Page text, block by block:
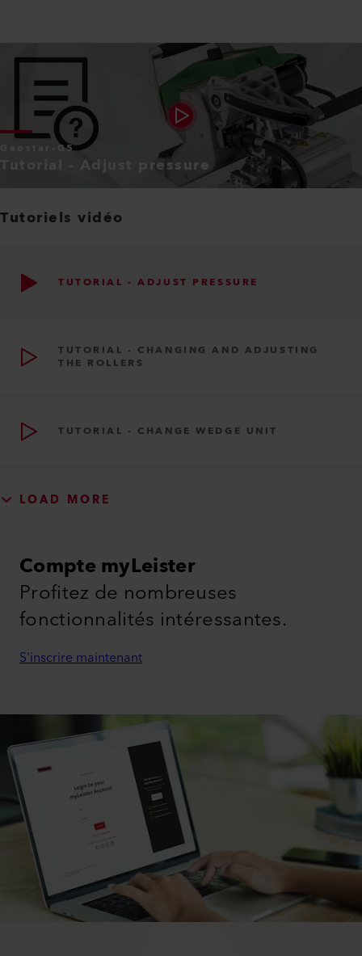
Geostar-G5
Tutorial - Adjust pressure
Tutoriels vidéo
TUTORIAL - ADJUST PRESSURE
TUTORIAL - CHANGING AND ADJUSTING
THE ROLLERS
TUTORIAL - CHANGE WEDGE UNIT
LOAD MORE
Compte myLeister
Profitez de nombreuses
fonctionnalités intéressantes.
S'inscrire maintenant